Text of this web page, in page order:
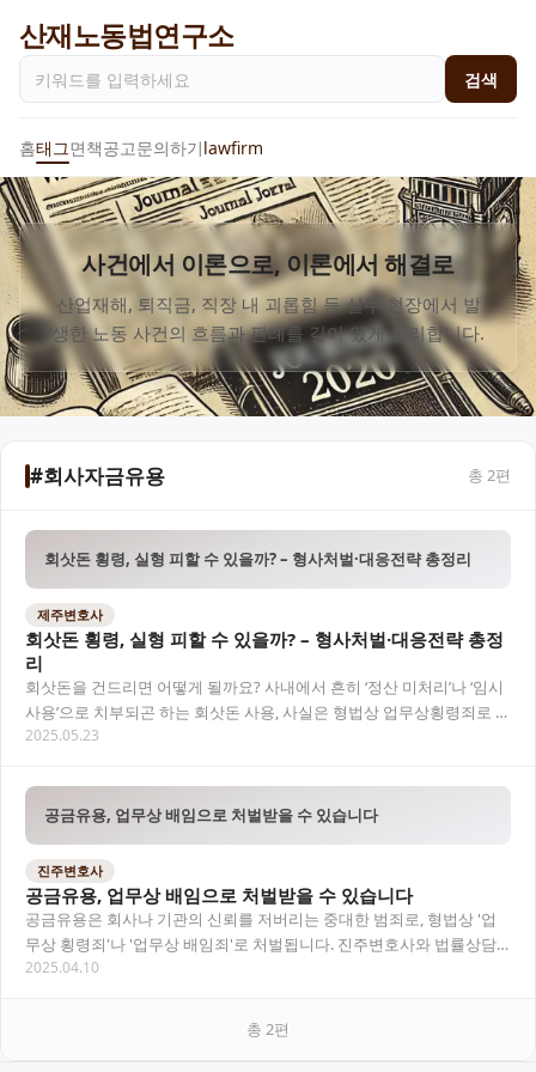
산재노동법연구소
검색
홈태그면책공고문의하기lawfirm
사건에서 이론으로, 이론에서 해결로
산업재해, 퇴직금, 직장 내 괴롭힘 등 실무 현장에서 발
생한 노동 사건의 흐름과 판례를 깊이 있게 정리합니다.
#회사자금유용 총 2편
회삿돈 횡령, 실형 피할 수 있을까? – 형사처벌·대응전략 총정리
제주변호사
회삿돈 횡령, 실형 피할 수 있을까? – 형사처벌·대응전략 총정
리
회삿돈을 건드리면 어떻게 될까요? 사내에서 흔히 ‘정산 미처리’나 ‘임시
사용’으로 치부되곤 하는 회삿돈 사용, 사실은 형법상 업무상횡령죄로 처
벌받을 수 있는 중대한 범죄입니다.…
2025.05.23
공금유용, 업무상 배임으로 처벌받을 수 있습니다
진주변호사
공금유용, 업무상 배임으로 처벌받을 수 있습니다
공금유용은 회사나 기관의 신뢰를 저버리는 중대한 범죄로, 형법상 '업
무상 횡령죄'나 '업무상 배임죄'로 처벌됩니다. 진주변호사와 법률상담
을 통해 정확한 대응이 필요한 이유에 대해…
2025.04.10
총 2편